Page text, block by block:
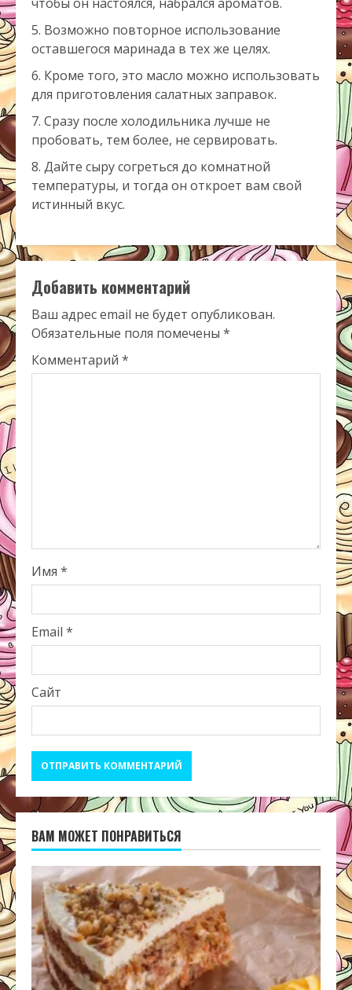
Возможно повторное использование
оставшегося маринада в тех же целях.
Кроме того, это масло можно использовать
для приготовления салатных заправок.
Сразу после холодильника лучше не
пробовать, тем более, не сервировать.
Дайте сыру согреться до комнатной
температуры, и тогда он откроет вам свой
истинный вкус.
Добавить комментарий
Ваш адрес email не будет опубликован.
Обязательные поля помечены *
Комментарий *
Имя *
Email *
Сайт
ВАМ МОЖЕТ ПОНРАВИТЬСЯ